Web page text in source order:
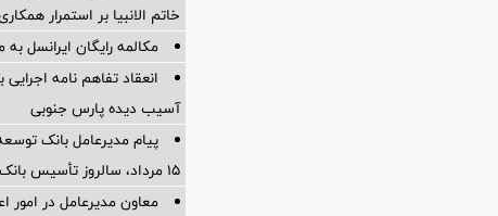
خاتم الانبیا بر استمرار
مکالمه رایگان ایرانسل به
انعقاد تفاهم نامه اجرایی
آسیب دیده پارس جنوبی
پیام مدیرعامل بانک
15 مرداد، سالروز تأسیس بانک
معاون مدیرعامل در امور